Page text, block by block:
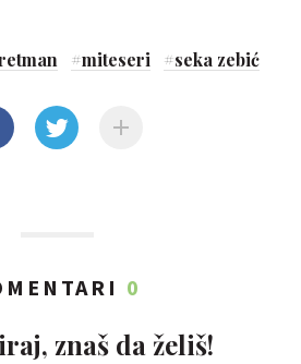
#miteseri #seka zebić
0
znaš da želiš!